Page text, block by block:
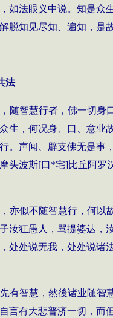
如法眼义中说。知是众
脱知见尽知、遍知，是
法
随智慧行者，佛一切
生，何况身、口、意
。声闻、辟支佛无是事
头波斯[口*宅]比丘阿罗
亦似不随智慧行，何以
汝狂愚人，骂提婆达
处处说无我，处处说
有智慧，然後诸业随智
言有大悲普济一切，